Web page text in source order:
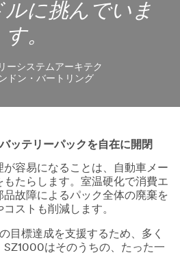
に挑んでいま
す。
ーシステムアーキテク
ドン・バートリング
ッテリーパックを自在に開閉
容易になることは、自動車メー
もたらします。室温硬化で消費エ
故障によるパック全体の廃棄を
ストも削減します。
目標達成を支援するため、多く
SZ1000はそのうちの、たった一